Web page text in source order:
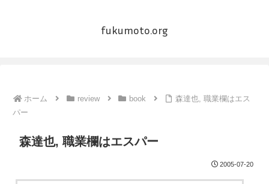
fukumoto.org
ホーム review book
森達也, 職業欄はエス
パー
森達也, 職業欄はエスパー
2005-07-20